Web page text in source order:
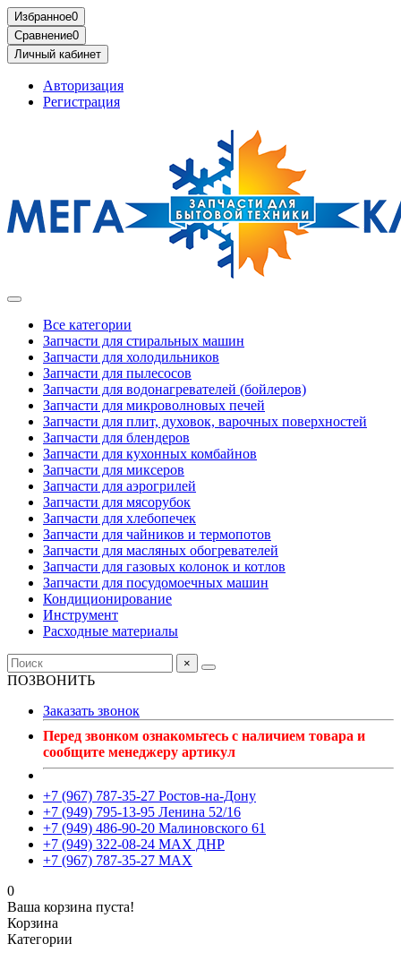
Избранное0
Сравнение0
Личный кабинет
Авторизация
Регистрация
Все категории
Запчасти для стиральных машин
Запчасти для холодильников
Запчасти для пылесосов
Запчасти для водонагревателей (бойлеров)
Запчасти для микроволновых печей
Запчасти для плит, духовок, варочных поверхностей
Запчасти для блендеров
Запчасти для кухонных комбайнов
Запчасти для миксеров
Запчасти для аэрогрилей
Запчасти для мясорубок
Запчасти для хлебопечек
Запчасти для чайников и термопотов
Запчасти для масляных обогревателей
Запчасти для газовых колонок и котлов
Запчасти для посудомоечных машин
Кондиционирование
Инструмент
Расходные материалы
×
ПОЗВОНИТЬ
Заказать звонок
Перед звонком ознакомьтесь с наличием товара и
сообщите менеджеру артикул
+7 (967) 787-35-27 Ростов-на-Дону
+7 (949) 795-13-95 Ленина 52/16
+7 (949) 486-90-20 Малиновского 61
+7 (949) 322-08-24 MAX ДНР
+7 (967) 787-35-27 MAX
0
Ваша корзина пуста!
Корзина
Категории